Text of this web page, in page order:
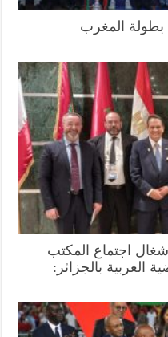
بطولة المغرب
اجتماع المكتب
العربية بالجزائر: